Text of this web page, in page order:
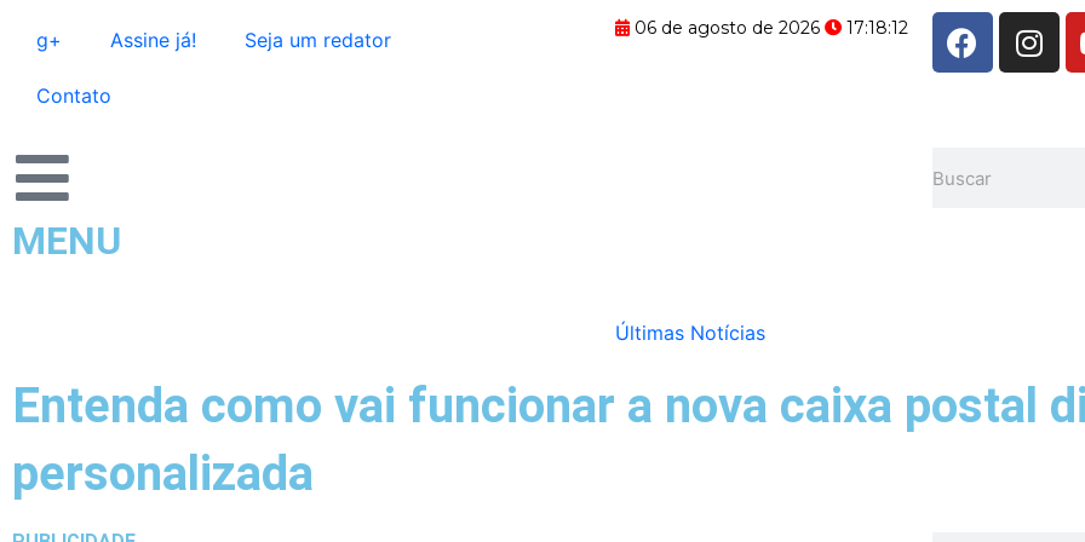
para
conteúdo
g+ Assine já! Seja um redator
Contato
06 de agosto de 2026 17:18:12
F
a
o
I
n
MENU
Últimas Notícias
Entenda como vai funcionar a nova caixa postal
personalizada